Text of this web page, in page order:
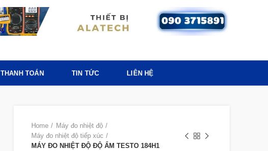
THANH TOÁN TIN TỨC LIÊN HỆ
Home
Máy đo nhiệt độ
Máy đo nhiệt độ tiếp xúc
MÁY ĐO NHIỆT ĐỘ ĐỘ ẨM TESTO 184H1